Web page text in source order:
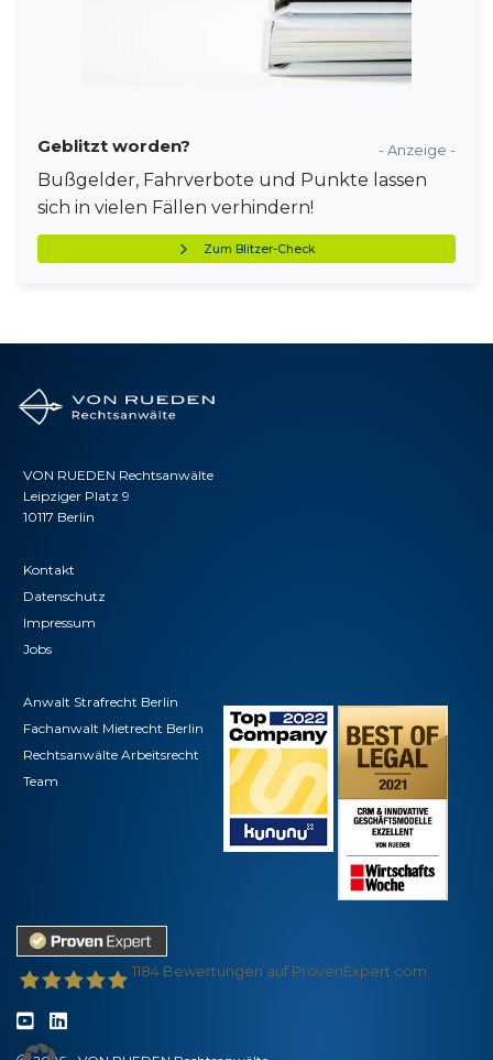
- Anzeige -
Geblitzt worden?
Bußgelder, Fahrverbote und Punkte lassen
sich in vielen Fällen verhindern!
Zum Blitzer-Check
VON RUEDEN Rechtsanwälte
Leipziger Platz 9
10117 Berlin
Kontakt
Datenschutz
Impressum
Jobs
Anwalt Strafrecht Berlin
Fachanwalt Mietrecht Berlin
Rechtsanwälte Arbeitsrecht
Team
VON RUEDEN - Partnerschaft für Rechtsanwälte
1184 Bewertungen auf ProvenExpert.com